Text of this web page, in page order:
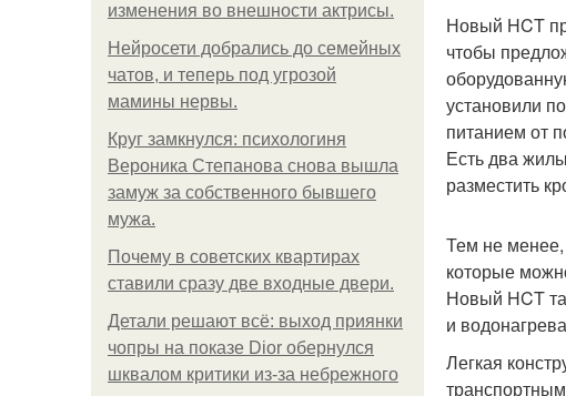
изменения во внешности актрисы.
Нейросети добрались до семейных
чатов, и теперь под угрозой
мамины нервы.
Круг замкнулся: психологиня
Вероника Степанова снова вышла
замуж за собственного бывшего
мужа.
Почему в советских квартирах
ставили сразу две входные двери.
Детали решают всё: выход приянки
чопры на показе Dior обернулся
шквалом критики из-за небрежного
Новый HCT
чтобы
установили
питанием от
Есть два
разместить
Тем не менее,
которые
Новый HCT
и
Легкая